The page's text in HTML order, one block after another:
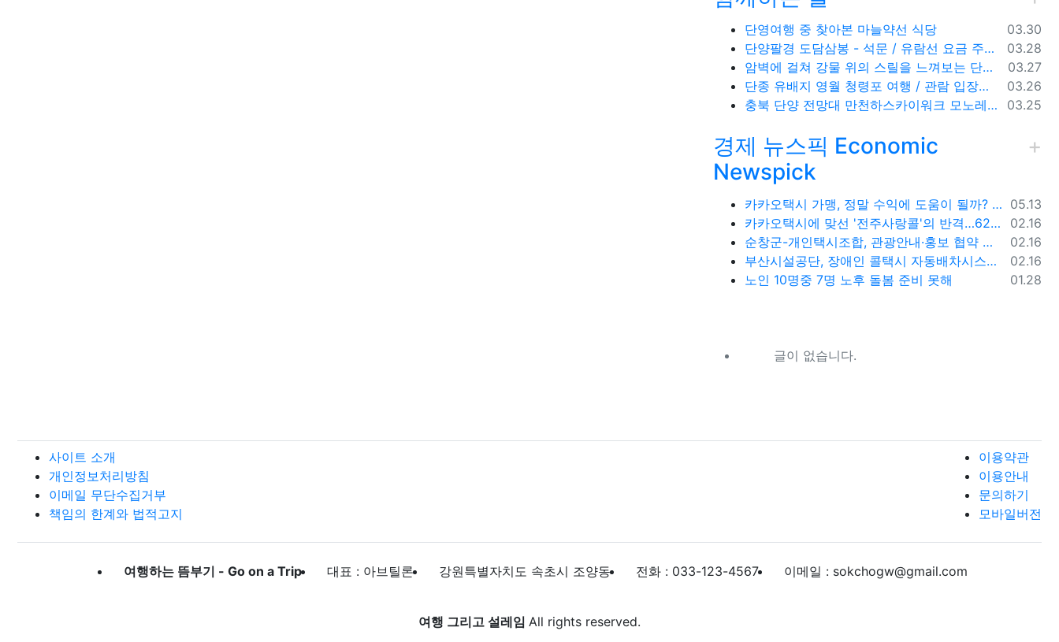
등록일
03.30
단영여행 중 찾아본 마늘약선 식당
등록일
03.28
단양팔경 도담삼봉 - 석문 / 유람선 요금 주차비
등록일
03.27
암벽에 걸쳐 강물 위의 스릴을 느껴보는 단양 잔도길
등록일
03.26
단종 유배지 영월 청령포 여행 / 관람 입장료 주차장
등록일
03.25
충북 단양 전망대 만천하스카이워크 모노레일 주차장 여행코스
경제 뉴스픽 Economic
Newspick
등록일
05.13
카카오택시 가맹, 정말 수익에 도움이 될까? '봉이 김선달'식 수수료의 진실
등록일
02.16
카카오택시에 맞선 '전주사랑콜'의 반격…62% 가입해 순항
등록일
02.16
순창군-개인택시조합, 관광안내·홍보 협약 체결
등록일
02.16
부산시설공단, 장애인 콜택시 자동배차시스템 시범 운영
등록일
01.28
노인 10명중 7명 노후 돌봄 준비 못해
글이 없습니다.
사이트 소개
개인정보처리방침
이메일 무단수집거부
책임의 한계와 법적고지
이용약관
이용안내
문의하기
모바일버전
여행하는 뜸부기 - Go on a Trip 대표 : 아브틸론 강원특별자치도 속초시 조양동 전화 : 033-123-4567 이메일 : sokchogw@gmail.com
여행 그리고 설레임 All rights reserved.